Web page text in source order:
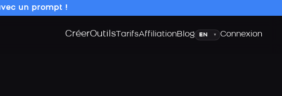
un prompt !
CréerOutils TarifsAffiliationBlogLangue
▾ Connexion